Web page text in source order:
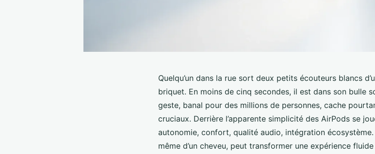
Quelqu’un dans la rue sort deux petits écouteurs blancs
briquet. En moins de cinq secondes, il est dans son bulle
geste, banal pour des millions de personnes, cache
cruciaux. Derrière l’apparente simplicité des AirPods se
autonomie, confort, qualité audio, intégration
même d’un cheveu, peut transformer une expérience